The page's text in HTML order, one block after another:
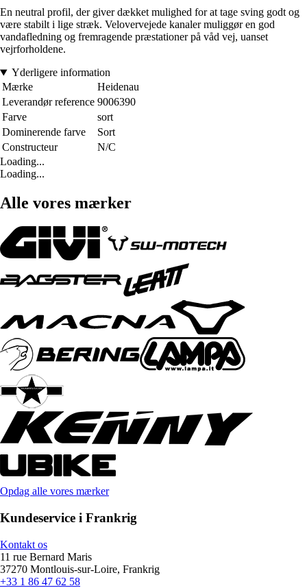
En neutral profil, der giver dækket mulighed for at tage sving godt og
være stabilt i lige stræk. Velovervejede kanaler muliggør en god
vandafledning og fremragende præstationer på våd vej, uanset
vejrforholdene.
Yderligere information
Mærke
Heidenau
Leverandør reference 9006390
Farve
sort
Dominerende farve
Sort
Constructeur
N/C
Loading...
Loading...
Alle vores mærker
Opdag alle vores mærker
Kundeservice i Frankrig
Kontakt os
11 rue Bernard Maris
37270 Montlouis-sur-Loire, Frankrig
+33 1 86 47 62 58